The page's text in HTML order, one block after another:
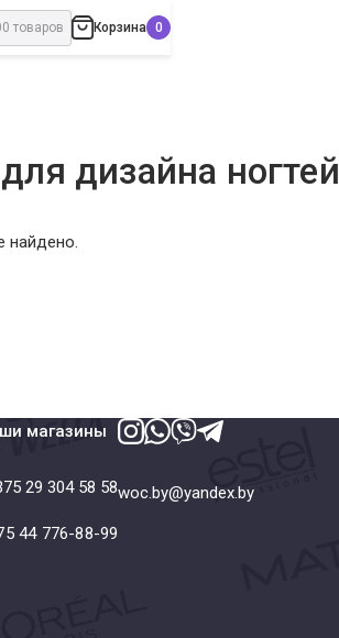
Корзина
дизайна ногтей
найдено.
магазины
29 304 58 58
44 776-88-99
woc.by@yandex.by